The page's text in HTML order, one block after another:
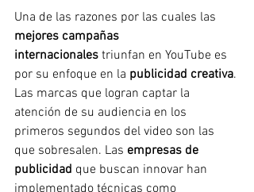
Una de las razones por las cuales las
mejores campañas
internacionales triunfan en YouTube es
por su enfoque en la publicidad creativa.
Las marcas que logran captar la
atención de su audiencia en los
primeros segundos del video son las
que sobresalen. Las empresas de
publicidad que buscan innovar han
implementado técnicas como